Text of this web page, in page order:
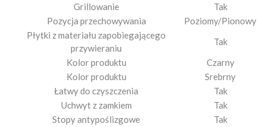
Grillowanie
Tak
Pozycja przechowywania
Poziomy/Pionowy
Płytki z materiału zapobiegającego
przywieraniu
Tak
Kolor produktu
Czarny
Kolor produktu
Srebrny
Łatwy do czyszczenia
Tak
Uchwyt z zamkiem
Tak
Stopy antypoślizgowe
Tak